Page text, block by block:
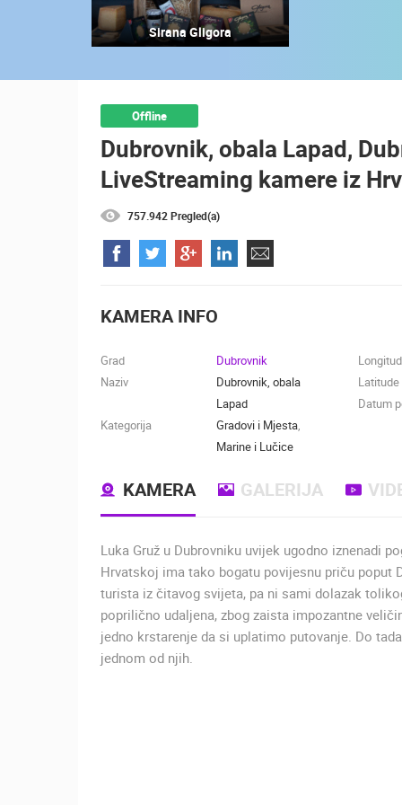
RAKOVICA OKRETNA KAMERA
KATEGORIJE KAMERA
TRANSPORT I PROMET ZNAMENITOSTI
Sirana Gligora
Offline
Dubrovnik, obala Lapad,
LiveStreaming kamere iz
757.942 Pregled(a)
KAMERA INFO
Grad
Dubrovnik
Naziv
Dubrovnik, obala
Lapad
Kategorija
Gradovi i Mjesta,
Marine i Lučice
Latitude
Datum
KAMERA GALERIJA
Luka Gruž u Dubrovniku uvijek ugodno iznenadi
Hrvatskoj ima tako bogatu povijesnu priču poput
turista iz čitavog svijeta, pa ni sami dolazak
poprilično udaljena, zbog zaista impozantne
jedno krstarenje da si uplatimo putovanje. Do
jednom od njih.